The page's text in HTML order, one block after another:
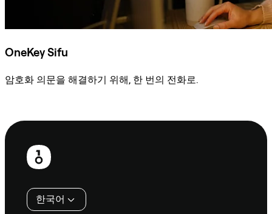
OneKey Sifu
암호화 의문을 해결하기 위해, 한 번의 전화로.
보
한국어